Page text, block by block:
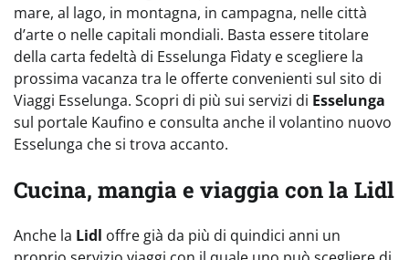
mare, al lago, in montagna, in campagna, nelle città
d’arte o nelle capitali mondiali. Basta essere titolare
della carta fedeltà di Esselunga Fìdaty e scegliere la
prossima vacanza tra le offerte convenienti sul sito di
Viaggi Esselunga. Scopri di più sui servizi di Esselunga
sul portale Kaufino e consulta anche il volantino nuovo
Esselunga che si trova accanto.
Cucina, mangia e viaggia con la Lidl
Anche la Lidl offre già da più di quindici anni un